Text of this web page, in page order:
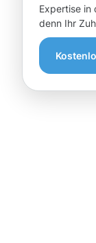
Expertise in
denn Ihr